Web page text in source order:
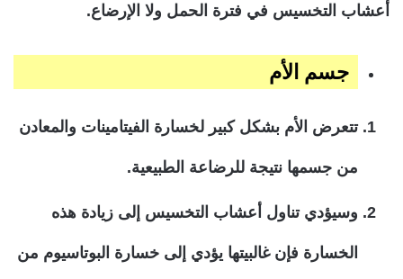
أعشاب التخسيس في فترة الحمل ولا الإرضاع.
جسم الأم
تتعرض الأم بشكل كبير لخسارة الفيتامينات والمعادن
من جسمها نتيجة للرضاعة الطبيعية.
وسيؤدي تناول أعشاب التخسيس إلى زيادة هذه
الخسارة فإن غالبيتها يؤدي إلى خسارة البوتاسيوم من